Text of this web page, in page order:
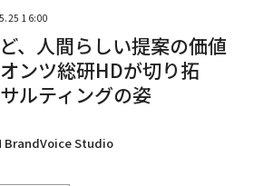
16:00
、人間らしい提案の価値
ンツ総研HDが切り拓
ルティングの姿
BrandVoice Studio